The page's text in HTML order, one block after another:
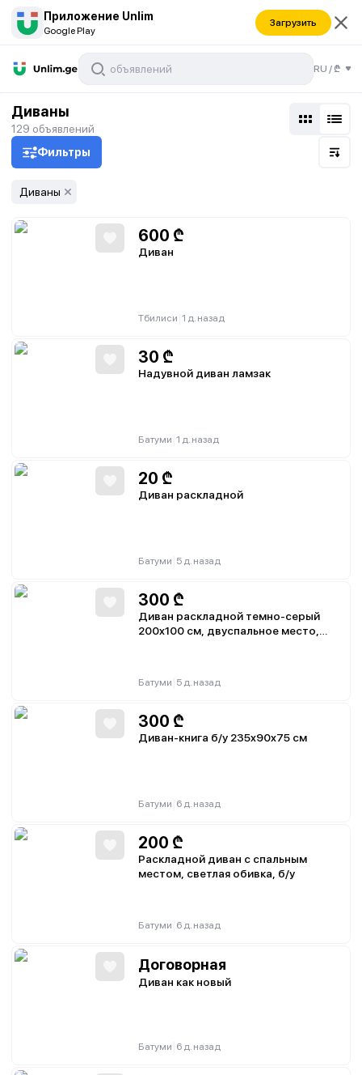
Приложение Unlim
Google Play
Загрузить
RU /₾
Диваны
129 объявлений
Фильтры
Диваны
600 ₾
Диван
Тбилиси 1 д. назад
30 ₾
Надувной диван ламзак
Батуми 1 д. назад
20 ₾
Диван раскладной
Батуми 5 д. назад
300 ₾
Диван раскладной темно-серый
200x100 см, двуспальное место,
Батуми 5 д. назад
300 ₾
Диван-книга б/у 235x90x75 см
Батуми 6 д. назад
200 ₾
Раскладной диван с спальным
местом, светлая обивка, б/у
Батуми 6 д. назад
Договорная
Диван как новый
Батуми 6 д. назад